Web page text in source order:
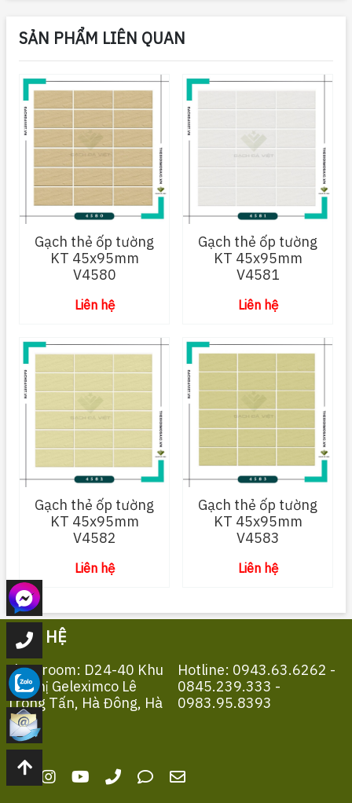
SẢN PHẨM LIÊN QUAN
Gạch thẻ ốp tường
KT 45x95mm
V4580
Liên hệ
Gạch thẻ ốp tường
KT 45x95mm
V4581
Liên hệ
Gạch thẻ ốp tường
KT 45x95mm
V4582
Liên hệ
Gạch thẻ ốp tường
KT 45x95mm
V4583
Liên hệ
LIÊN HỆ
Showroom: D24-40 Khu
Đô Thị Geleximco Lê
Trọng Tấn, Hà Đông, Hà
Nội
Hotline: 0943.63.6262 -
0845.239.333 -
0983.95.8393